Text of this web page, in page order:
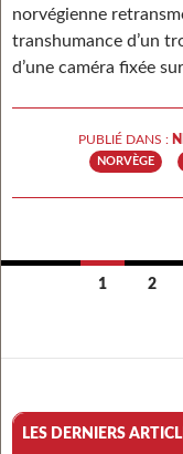
norvégienne
transhumance d’un
d’une caméra fixée
PUBLIÉ DANS :
NORVÈGE
1 2
LES DERNIERS